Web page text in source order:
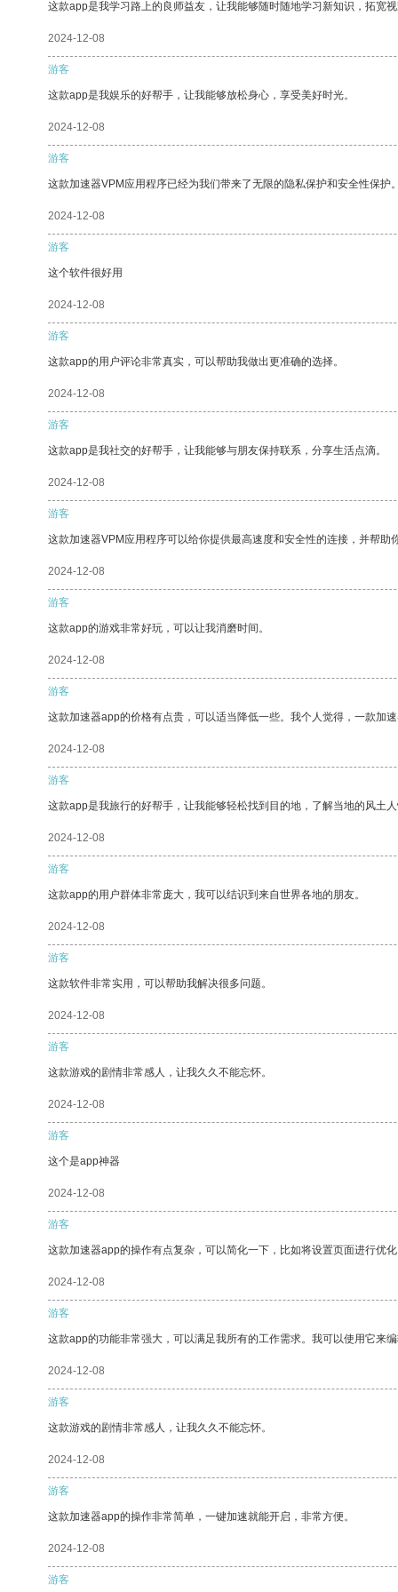
这款app是我学习路上的良师益友，让我能够随时随地学习新知识，拓宽
2024-12-08
游客
这款app是我娱乐的好帮手，让我能够放松身心，享受美好时光。
2024-12-08
游客
这款加速器VPM应用程序已经为我们带来了无限的隐私保护和安全性保护
2024-12-08
游客
这个软件很好用
2024-12-08
游客
这款app的用户评论非常真实，可以帮助我做出更准确的选择。
2024-12-08
游客
这款app是我社交的好帮手，让我能够与朋友保持联系，分享生活点滴。
2024-12-08
游客
这款加速器VPM应用程序可以给你提供最高速度和安全性的连接，并帮助
2024-12-08
游客
这款app的游戏非常好玩，可以让我消磨时间。
2024-12-08
游客
这款加速器app的价格有点贵，可以适当降低一些。我个人觉得，一款加
2024-12-08
游客
这款app是我旅行的好帮手，让我能够轻松找到目的地，了解当地的风土
2024-12-08
游客
这款app的用户群体非常庞大，我可以结识到来自世界各地的朋友。
2024-12-08
游客
这款软件非常实用，可以帮助我解决很多问题。
2024-12-08
游客
这款游戏的剧情非常感人，让我久久不能忘怀。
2024-12-08
游客
这个是app神器
2024-12-08
游客
这款加速器app的操作有点复杂，可以简化一下，比如将设置页面进行优
2024-12-08
游客
这款app的功能非常强大，可以满足我所有的工作需求。我可以使用它来
2024-12-08
游客
这款游戏的剧情非常感人，让我久久不能忘怀。
2024-12-08
游客
这款加速器app的操作非常简单，一键加速就能开启，非常方便。
2024-12-08
游客